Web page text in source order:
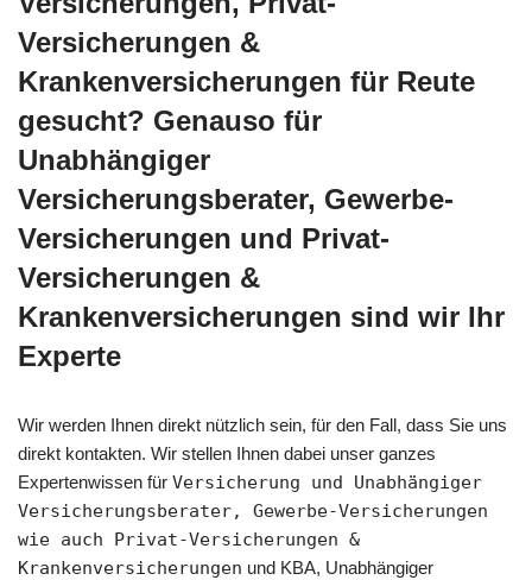
Versicherungen &
Krankenversicherungen für Reute
gesucht? Genauso für
Unabhängiger
Versicherungsberater, Gewerbe-
Versicherungen und Privat-
Versicherungen &
Krankenversicherungen sind wir Ihr
Experte
Wir werden Ihnen direkt nützlich sein, für den Fall, dass Sie uns
direkt kontakten. Wir stellen Ihnen dabei unser ganzes
Expertenwissen für Versicherung und Unabhängiger
Versicherungsberater, Gewerbe-Versicherungen
wie auch Privat-Versicherungen &
Krankenversicherungen und KBA, Unabhängiger